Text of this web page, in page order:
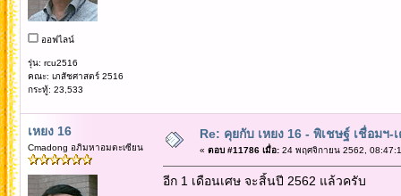
ออฟไลน์
รุ่น: rcu2516
คณะ: เภสัชศาสตร์ 2516
กระทู้: 23,533
เหยง 16
Cmadong อภิมหาอมตะเซียน
Re: คุยกับ เหยง 16 - พิเชษฐ์ เชื่อมฯ
« ตอบ #11786 เมื่อ:24 พฤศจิกายน 2562,
อีก 1 เดือนเศษ จะสิ้นปี 2562 แล้วครับ